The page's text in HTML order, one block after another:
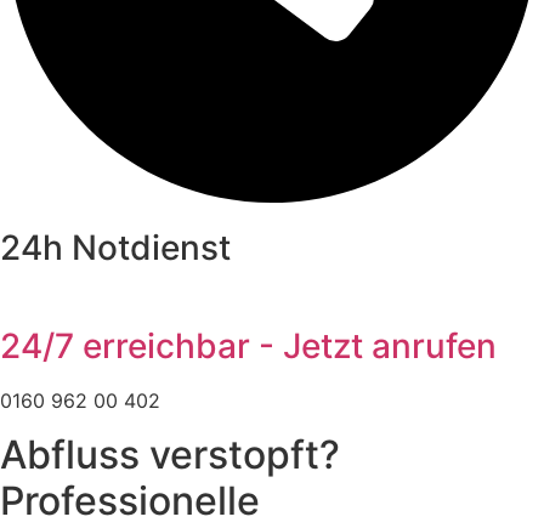
24h Notdienst
24/7 erreichbar - Jetzt anrufen
0160 962 00 402
Abfluss verstopft?
Professionelle